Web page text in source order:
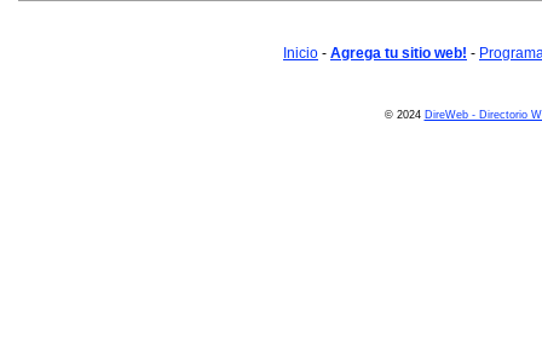
Inicio - Agrega tu sitio web! -
© 2024 DireWeb - Directorio